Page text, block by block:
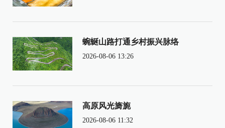
蜿蜒山路打通乡村振兴脉络
2026-08-06 13:26
高原风光旖旎
2026-08-06 11:32